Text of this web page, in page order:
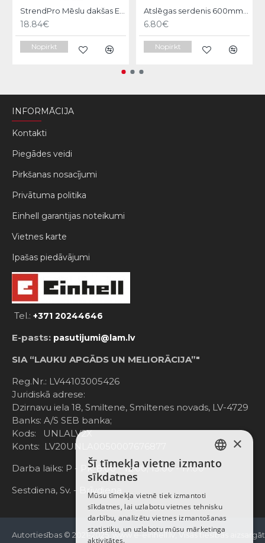
StrendPro Mēslu dakšas ErgoLine1200
18.84€
Nopirkt
Atslēgas serdenis 600mm Strend pro
6.80€
Nopirkt
INFORMĀCIJA
Kontakti
Piegādes veidi
Pirkšanas nosacījumi
Privātuma politika
Einhell garantijas noteikumi
Vietnes karte
Ipašas piedāvājumi
Tel.: +371 20244646
E-pasts: pasutijumi@lam.lv
SIA “LAUKU APGĀDS UN MELIORĀCIJA”"
Reg.Nr.: LV44103005426
Juridiskā adrese:
Dzirnavu iela 18, Smiltene, Smiltenes novads, LV-4729
Banks: A/S SEB banka;
Kods: UNLALV2X
Konts: LV20UNLA0050007676877
Darba laiks: P - Pk. 8:00 - 12:00; 13:00 - 17:00
Sestdiena, Sv. - Brīvdiena
Autortiesības © 2021-2025, www.e-einhell.lv, Visas tiesības
LATVIAN
ENGLISH
×
Šī tīmekļa vietne izmanto
sīkdatnes
Mūsu tīmekļa vietnē tiek izmantoti
sīkdatnes, lai uzlabotu vietnes tehnisku
darbību, analizētu vietnes izmantošanas
statistiku, un uzlabotu mūsu mārketinga
aktivitātes.